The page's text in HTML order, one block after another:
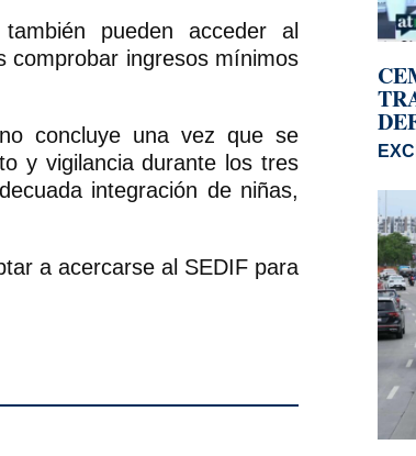
pueden acceder al
comprobar ingresos mínimos
concluye una vez que se
y vigilancia durante los tres
integración de niñas,
a acercarse al SEDIF para